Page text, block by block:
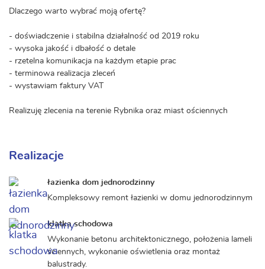
Dlaczego warto wybrać moją ofertę?
- doświadczenie i stabilna działalność od 2019 roku
- wysoka jakość i dbałość o detale
- rzetelna komunikacja na każdym etapie prac
- terminowa realizacja zleceń
- wystawiam faktury VAT
Realizuję zlecenia na terenie Rybnika oraz miast ościennych
Realizacje
łazienka dom jednorodzinny
Kompleksowy remont łazienki w domu jednorodzinnym
klatka schodowa
Wykonanie betonu architektonicznego, położenia lameli
ściennych, wykonanie oświetlenia oraz montaż
balustrady.